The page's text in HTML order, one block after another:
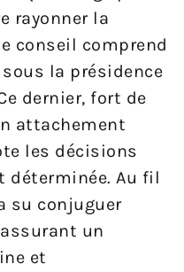
rayonner la
conseil comprend
la présidence
dernier, fort de
attachement
les décisions
déterminée. Au fil
su conjuguer
un
et